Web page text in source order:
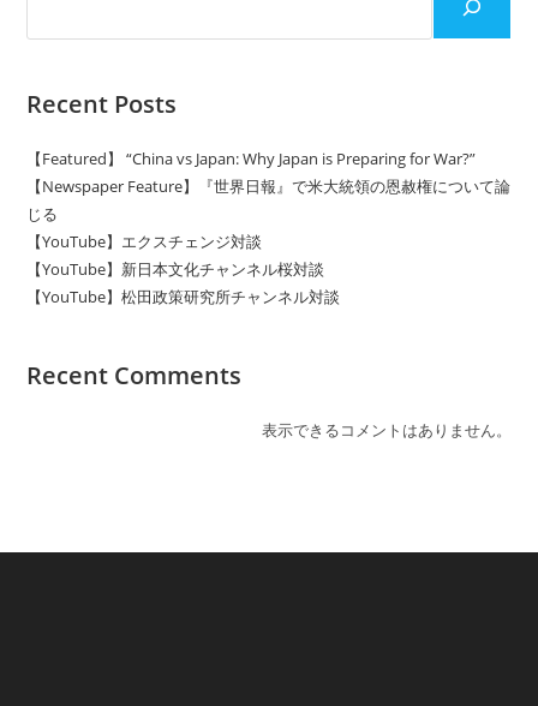
Recent Posts
【Featured】 “China vs Japan: Why Japan is Preparing for War?”
【Newspaper Feature】『世界日報』で米大統領の恩赦権について論
じる
【YouTube】エクスチェンジ対談
【YouTube】新日本文化チャンネル桜対談
【YouTube】松田政策研究所チャンネル対談
Recent Comments
表示できるコメントはありません。